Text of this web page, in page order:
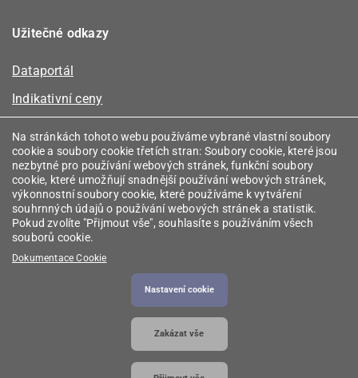
Užitečné odkazy
Dataportál
Indikativní ceny
Registr energetických společenství
Registr zprostředkovatelů
Srovnávače
Vyhledávač licencí
2026 © Energetický regulační úřad
poskytovány v souladu se zákonem č. 106/1999
Sb., o svobodném přístupu k informacím.
Na stránkách tohoto webu používáme vybrané vlastní soubory
cookie a soubory cookie třetích stran: Soubory cookie, které jsou
nezbytné pro používání webových stránek, funkční soubory
cookie, které umožňují snadnější používání webových stránek,
výkonnostní soubory cookie, které používáme k vytváření
souhrnných údajů o používání webových stránek a statistik.
Pokud zvolíte "Přijmout vše", souhlasíte s používáním všech
souborů cookie.
Dokumentace Cookie
Nastavení cookie
Zakázat vše